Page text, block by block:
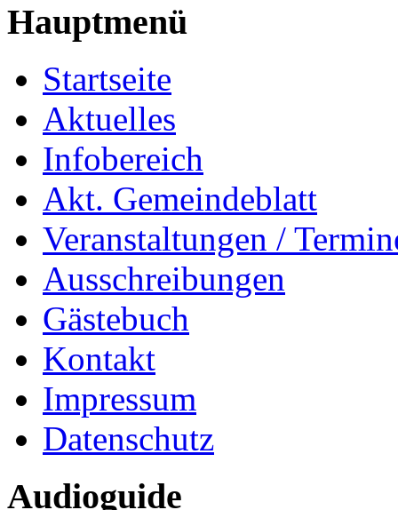
Hauptmenü
Startseite
Aktuelles
Infobereich
Akt. Gemeindeblatt
Veranstaltungen /
Ausschreibungen
Gästebuch
Kontakt
Impressum
Datenschutz
Audioguide